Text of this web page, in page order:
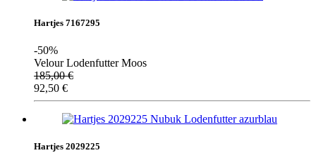
Hartjes 7167295
-50%
Velour Lodenfutter Moos
185,00€
92,50 €
Hartjes 2029225